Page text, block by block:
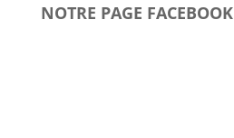
NOTRE PAGE FACEBOOK